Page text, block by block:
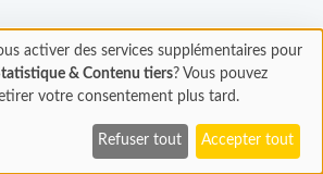
activer des services supplémentaires pour
& Contenu tiers? Vous pouvez
votre consentement plus tard.
Refuser tout Accepter tout